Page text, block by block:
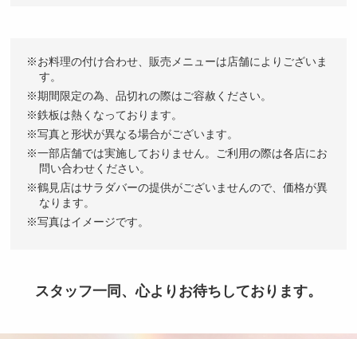
お料理の付け合わせ、販売メニューは店舗によりございま
す。
期間限定の為、品切れの際はご容赦ください。
鉄板は熱くなっております。
写真と形状が異なる場合がございます。
一部店舗では実施しておりません。ご利用の際は各店にお
問い合わせください。
鶴見店はサラダバーの提供がございませんので、価格が異
なります。
写真はイメージです。
スタッフ一同、心よりお待ちしております。